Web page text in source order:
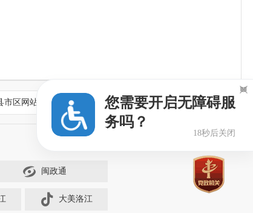
市区网站
闽政通
大美洛江
您需要开启无障碍服
务吗？
18秒后关闭
